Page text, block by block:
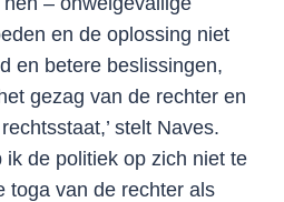
en de oplossing niet
en betere beslissingen,
gezag van de rechter en
stelt Naves.
ik de politiek op zich niet te
toga van de rechter als